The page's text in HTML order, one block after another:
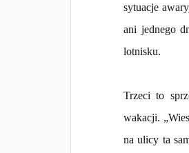
sytuacje
ani jednego
lotnisku.
Trzeci to
wakacji.
na ulicy ta